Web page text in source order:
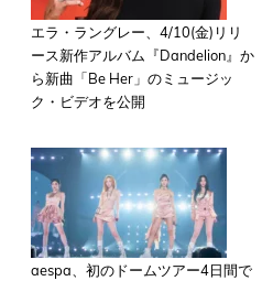
エラ・ラングレー、4/10(金)リリ
ース新作アルバム『Dandelion』か
ら新曲「Be Her」のミュージッ
ク・ビデオを公開
aespa、初のドームツアー4日間で